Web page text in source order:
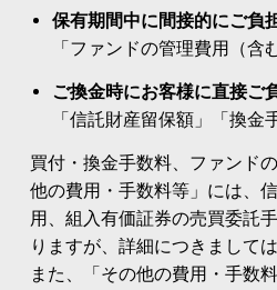
保有期間中に間接的にご負
「ファンドの管理費用（
ご換金時にお客様に直接ご
「信託財産留保額」「換
買付・換金手数料、ファンド
他の費用・手数料等」には、
用、組入有価証券の売買委託
りますが、詳細につきまして
また、「その他の費用・手数